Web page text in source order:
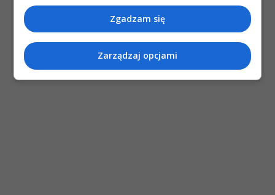
Zgadzam się
Zarządzaj opcjami